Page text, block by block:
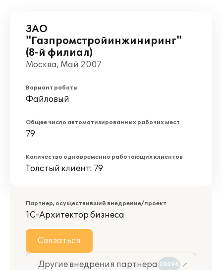
ЗАО
"Газпромстройинжиниринг"
(8-й филиал)
Москва, Май 2007
Вариант работы
Файловый
Общее число автоматизированных рабочих мест
79
Количество одновременно работающих клиентов
Толстый клиент: 79
Партнер, осуществивший внедрение/проект
1С-Архитектор бизнеса
Связаться
Другие внедрения партнера 20098